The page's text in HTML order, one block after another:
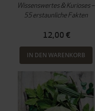
Wissenswertes & Kurioses –
55 erstaunliche Fakten
12,00 €
IN DEN WARENKORB